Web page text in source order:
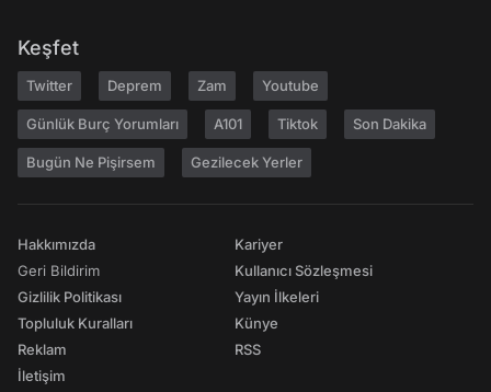
Keşfet
Twitter Deprem Zam Youtube
Günlük Burç Yorumları A101 Tiktok Son Dakika
Bugün Ne Pişirsem Gezilecek Yerler
Hakkımızda
Geri Bildirim
Gizlilik Politikası
Topluluk Kuralları
Reklam
İletişim
Kariyer
Kullanıcı Sözleşmesi
Yayın İlkeleri
Künye
RSS